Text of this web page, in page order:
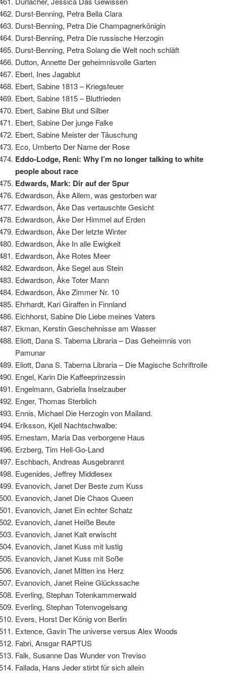
Durst-Benning, Petra Bella Clara
Durst-Benning, Petra Die Champagnerkönigin
Durst-Benning, Petra Die russische Herzogin
Durst-Benning, Petra Solang die Welt noch schläft
Dutton, Annette Der geheimnisvolle Garten
Eberl, Ines Jagablut
Ebert, Sabine 1813 – Kriegsfeuer
Ebert, Sabine 1815 – Blutfrieden
Ebert, Sabine Blut und Silber
Ebert, Sabine Der junge Falke
Ebert, Sabine Meister der Täuschung
Eco, Umberto Der Name der Rose
Eddo-Lodge, Reni: Why I’m no longer talking to white
people about race
Edwards, Mark: Dir auf der Spur
Edwardson, Åke Allem, was gestorben war
Edwardson, Åke Das vertauschte Gesicht
Edwardson, Åke Der Himmel auf Erden
Edwardson, Åke Der letzte Winter
Edwardson, Åke In alle Ewigkeit
Edwardson, Åke Rotes Meer
Edwardson, Åke Segel aus Stein
Edwardson, Åke Toter Mann
Edwardson, Åke Zimmer Nr. 10
Ehrhardt, Kari Giraffen in Finnland
Eichhorst, Sabine Die Liebe meines Vaters
Ekman, Kerstin Geschehnisse am Wasser
Eliott, Dana S. Taberna Libraria – Das Geheimnis von
Pamunar
Eliott, Dana S. Taberna Libraria – Die Magische Schriftrolle
Engel, Karin Die Kaffeeprinzessin
Engelmann, Gabriella Inselzauber
Enger, Thomas Sterblich
Ennis, Michael Die Herzogin von Mailand.
Eriksson, Kjell Nachtschwalbe:
Ernestam, Maria Das verborgene Haus
Erzberg, Tim Hell-Go-Land
Eschbach, Andreas Ausgebrannt
Eugenides, Jeffrey Middlesex
Evanovich, Janet Der Beste zum Kuss
Evanovich, Janet Die Chaos Queen
Evanovich, Janet Ein echter Schatz
Evanovich, Janet Heiße Beute
Evanovich, Janet Kalt erwischt
Evanovich, Janet Kuss mit lustig
Evanovich, Janet Kuss mit Soße
Evanovich, Janet Mitten ins Herz
Evanovich, Janet Reine Glückssache
Everling, Stephan Totenkammerwald
Everling, Stephan Totenvogelsang
Evers, Horst Der König von Berlin
Extence, Gavin The universe versus Alex Woods
Fabri, Ansgar RAPTUS
Falk, Susanne Das Wunder von Treviso
Fallada, Hans Jeder stirbt für sich allein